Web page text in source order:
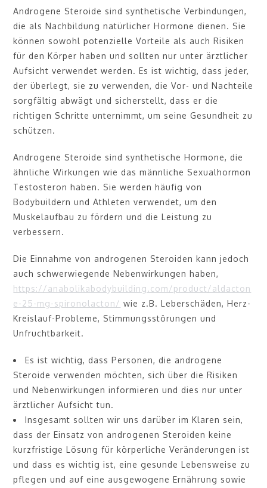
Androgene Steroide sind synthetische Verbindungen,
die als Nachbildung natürlicher Hormone dienen. Sie
können sowohl potenzielle Vorteile als auch Risiken
für den Körper haben und sollten nur unter ärztlicher
Aufsicht verwendet werden. Es ist wichtig, dass jeder,
der überlegt, sie zu verwenden, die Vor- und Nachteile
sorgfältig abwägt und sicherstellt, dass er die
richtigen Schritte unternimmt, um seine Gesundheit zu
schützen.
Androgene Steroide sind synthetische Hormone, die
ähnliche Wirkungen wie das männliche Sexualhormon
Testosteron haben. Sie werden häufig von
Bodybuildern und Athleten verwendet, um den
Muskelaufbau zu fördern und die Leistung zu
verbessern.
Die Einnahme von androgenen Steroiden kann jedoch
auch schwerwiegende Nebenwirkungen haben,
https://anabolikabodybuilding.com/product/aldacton
e-25-mg-spironolacton/ wie z.B. Leberschäden, Herz-
Kreislauf-Probleme, Stimmungsstörungen und
Unfruchtbarkeit.
Es ist wichtig, dass Personen, die androgene
Steroide verwenden möchten, sich über die Risiken
und Nebenwirkungen informieren und dies nur unter
ärztlicher Aufsicht tun.
Insgesamt sollten wir uns darüber im Klaren sein,
dass der Einsatz von androgenen Steroiden keine
kurzfristige Lösung für körperliche Veränderungen ist
und dass es wichtig ist, eine gesunde Lebensweise zu
pflegen und auf eine ausgewogene Ernährung sowie